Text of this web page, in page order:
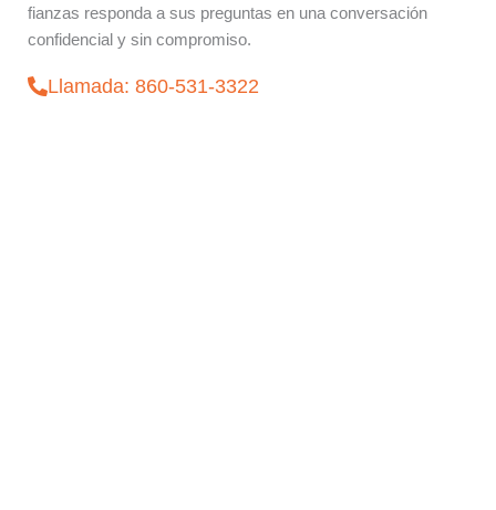
fianzas responda a sus preguntas en una conversación
confidencial y sin compromiso.
Llamada: 860-531-3322